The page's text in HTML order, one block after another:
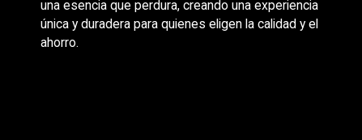
una esencia que perdura, creando una experiencia
única y duradera para quienes eligen la calidad y el
ahorro.